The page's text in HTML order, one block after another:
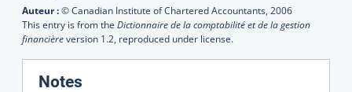
Auteur :© Canadian Institute of Chartered Accountants, 2006
This entry is from the Dictionnaire de la comptabilité et de la gestion
financièreversion 1.2, reproduced under license.
Notes